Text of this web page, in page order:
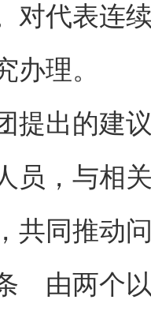
对代表连
办理。
出的建议
员，与相
共同推动
两个以